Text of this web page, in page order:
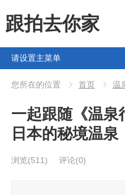
跟拍去你家
请设置主菜单
您所在的位置 首页 温
一起跟随《温泉
日本的秘境温泉
浏览(511) 评论(0)